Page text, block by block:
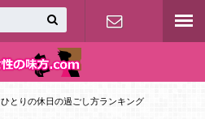
せ
ひとりの休日の過ごし方ランキング